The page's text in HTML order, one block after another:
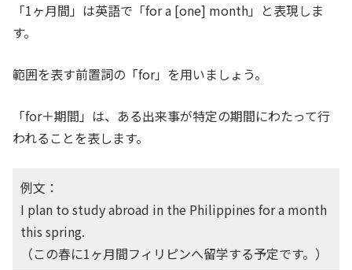
「1ヶ月間」は英語で「for a [one] month」と表現しま
す。
範囲を表す前置詞の「for」を用いましょう。
「for＋期間」は、ある出来事が特定の期間にわたって行
われることを表します。
例文：
I plan to study abroad in the Philippines for a month
this spring.
（この春に1ヶ月間フィリピンへ留学する予定です。）